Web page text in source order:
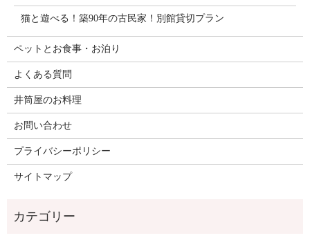
猫と遊べる！築90年の古民家！別館貸切プラン
ペットとお食事・お泊り
よくある質問
井筒屋のお料理
お問い合わせ
プライバシーポリシー
サイトマップ